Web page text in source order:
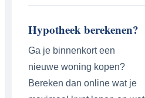
Hypotheek berekenen?
Ga je binnenkort een
nieuwe woning kopen?
Bereken dan online wat je